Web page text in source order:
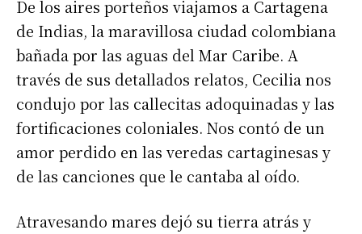
De los aires porteños viajamos a Cartagena
de Indias, la maravillosa ciudad colombiana
bañada por las aguas del Mar Caribe. A
través de sus detallados relatos, Cecilia nos
condujo por las callecitas adoquinadas y las
fortificaciones coloniales. Nos contó de un
amor perdido en las veredas cartaginesas y
de las canciones que le cantaba al oído.
Atravesando mares dejó su tierra atrás y